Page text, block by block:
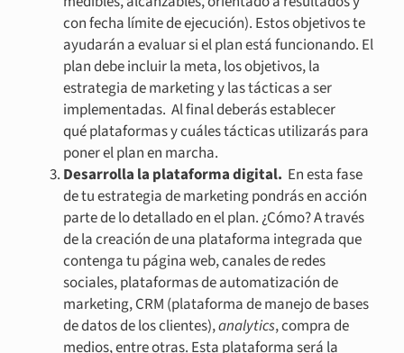
con fecha límite de ejecución). Estos objetivos te
ayudarán a evaluar si el plan está funcionando. El
plan debe incluir la meta, los objetivos, la
estrategia de marketing y las tácticas a ser
implementadas. Al final deberás establecer
qué plataformas y cuáles tácticas utilizarás para
poner el plan en marcha.
Desarrolla la plataforma digital. En esta fase
de tu estrategia de marketing pondrás en acción
parte de lo detallado en el plan. ¿Cómo? A través
de la creación de una plataforma integrada que
contenga tu página web, canales de redes
sociales, plataformas de automatización de
marketing, CRM (plataforma de manejo de bases
de datos de los clientes),analytics, compra de
medios, entre otras. Esta plataforma será la